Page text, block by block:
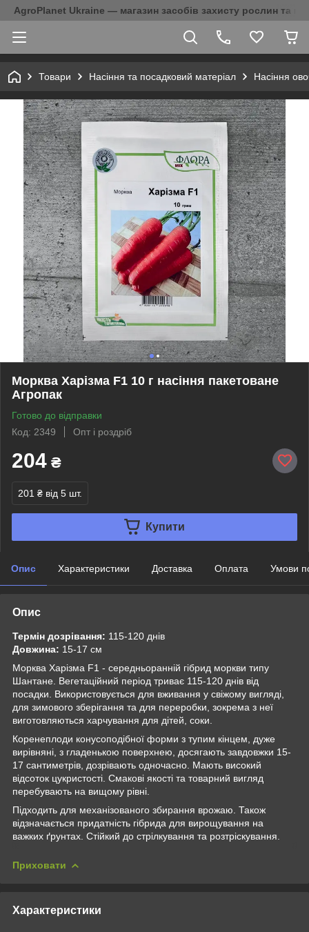
AgroPlanet Ukraine — магазин засобів захисту рослин та
Товари Насіння та посадковий матеріал Насіння
Морква Харізма F1 10 г насіння пакетоване
Агропак
Готово до відправки
Код: 2349
Опт і роздріб
204 ₴
201 ₴ від 5 шт.
Купити
Опис Характеристики Доставка Оплата Умови
Опис
Термін дозрівання: 115-120 днів
Довжина: 15-17 см
Морква Харізма F1 - середньоранній гібрид моркви типу
Шантане. Вегетаційний період триває 115-120 днів від
посадки. Використовується для вживання у свіжому вигляді,
для зимового зберігання та для переробки, зокрема з неї
виготовляються харчування для дітей, соки.
Коренеплоди конусоподібної форми з тупим кінцем, дуже
вирівняні, з гладенькою поверхнею, досягають завдовжки 15-
17 сантиметрів, дозрівають одночасно. Мають високий
відсоток цукристості. Смакові якості та товарний вигляд
перебувають на вищому рівні.
Підходить для механізованого збирання врожаю. Також
відзначається придатність гібрида для вирощування на
важких ґрунтах. Стійкий до стрілкування та розтріскування.
Приховати
Характеристики